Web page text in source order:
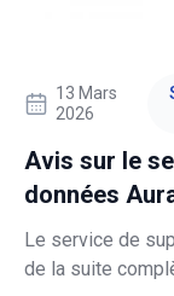
13 Mars
2026
Avis sur le
données
avantages
Le service de
de la suite